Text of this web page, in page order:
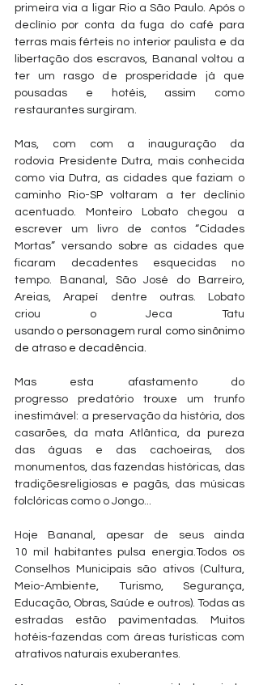
primeira via a ligar Rio a São Paulo. Após o
declínio por conta da fuga do café para
terras mais férteis no interior paulista e da
libertação dos escravos, Bananal voltou a
ter um rasgo de prosperidade já que
pousadas e hotéis, assim como
restaurantes surgiram.
Mas, com com a inauguração da
rodovia Presidente Dutra, mais conhecida
como via Dutra, as cidades que faziam o
caminho Rio-SP voltaram a ter declínio
acentuado. Monteiro Lobato chegou a
escrever um livro de contos “Cidades
Mortas” versando sobre as cidades que
ficaram decadentes esquecidas no
tempo. Bananal, São José do Barreiro,
Areias, Arapeí dentre outras. Lobato
criou o Jeca Tatu
usand o o personagem rural como sinônimo
de atraso e decadência.
Mas esta afastamento do
progresso predatório trouxe um trunfo
inestimável: a preservação da história, dos
casarões, da mata Atlântica, da pureza
das águas e das cachoeiras, dos
monumentos, das fazendas históricas, das
tradiçõesreligiosas e pagãs, das músicas
folclóricas como o Jongo...
Hoje Bananal, apesar de seus ainda
10 mil habitantes pulsa energia.Todos os
Conselhos Municipais são ativos (Cultura,
Meio-Ambiente, Turismo, Segurança,
Educação, Obras, Saúde e outros). Todas as
estradas estão pavimentadas. Muitos
hotéis-fazendas com áreas turísticas com
atrativos naturais exuberantes.